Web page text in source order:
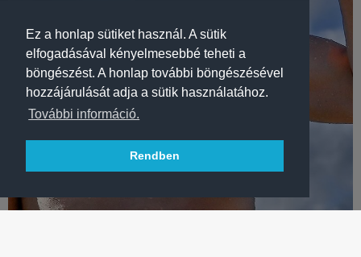
Ez a honlap sütiket használ. A sütik
elfogadásával kényelmesebbé teheti a
böngészést. A honlap további böngészésével
hozzájárulását adja a sütik használatához.
További információ.
Rendben